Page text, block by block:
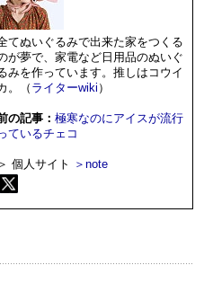
てぬいぐるみで出来た家をつくる
が夢で、家電など日用品のぬいぐ
みを作っています。推しはコウイ
。（ ライターwiki ）
の記事： 極寒なのにアイスが流行
ているチェコ
＞ 個人サイト ＞note